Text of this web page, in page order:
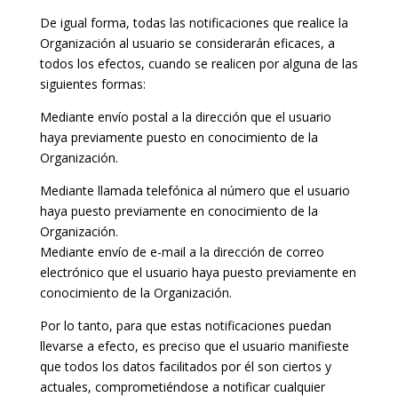
De igual forma, todas las notificaciones que realice la
Organización al usuario se considerarán eficaces, a
todos los efectos, cuando se realicen por alguna de las
siguientes formas:
Mediante envío postal a la dirección que el usuario
haya previamente puesto en conocimiento de la
Organización.
Mediante llamada telefónica al número que el usuario
haya puesto previamente en conocimiento de la
Organización.
Mediante envío de e-mail a la dirección de correo
electrónico que el usuario haya puesto previamente en
conocimiento de la Organización.
Por lo tanto, para que estas notificaciones puedan
llevarse a efecto, es preciso que el usuario manifieste
que todos los datos facilitados por él son ciertos y
actuales, comprometiéndose a notificar cualquier